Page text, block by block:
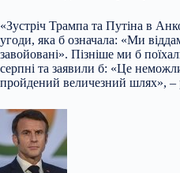
«Зустріч Трампа та Путіна в
угоди, яка б означала: «Ми
завойовані». Пізніше ми б
серпні та заявили б: «Це
пройдений величезний шлях», –